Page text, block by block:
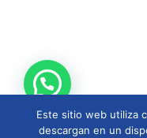
Este sitio web utiliza
descargan en un